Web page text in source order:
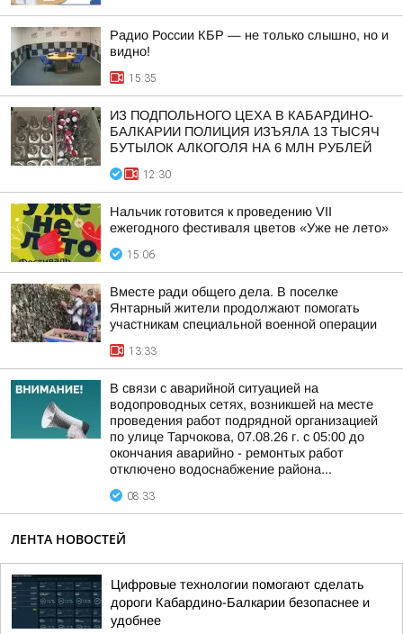
Радио России КБР — не только слышно, но и
видно!
15:35
ИЗ ПОДПОЛЬНОГО ЦЕХА В КАБАРДИНО-
БАЛКАРИИ ПОЛИЦИЯ ИЗЪЯЛА 13 ТЫСЯЧ
БУТЫЛОК АЛКОГОЛЯ НА 6 МЛН РУБЛЕЙ
12:30
Нальчик готовится к проведению VII
ежегодного фестиваля цветов «Уже не лето»
15:06
Вместе ради общего дела. В поселке
Янтарный жители продолжают помогать
участникам специальной военной операции
13:33
В связи с аварийной ситуацией на
водопроводных сетях, возникшей на месте
проведения работ подрядной организацией
по улице Тарчокова, 07.08.26 г. с 05:00 до
окончания аварийно - ремонтых работ
отключено водоснабжение района...
08:33
ЛЕНТА НОВОСТЕЙ
Цифровые технологии помогают сделать
дороги Кабардино-Балкарии безопаснее и
удобнее